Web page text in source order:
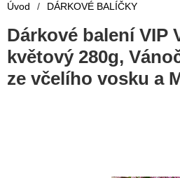
Úvod / DÁRKOVÉ BALÍČKY
Dárkové balení VIP
květový 280g,
ze včelího vosku a